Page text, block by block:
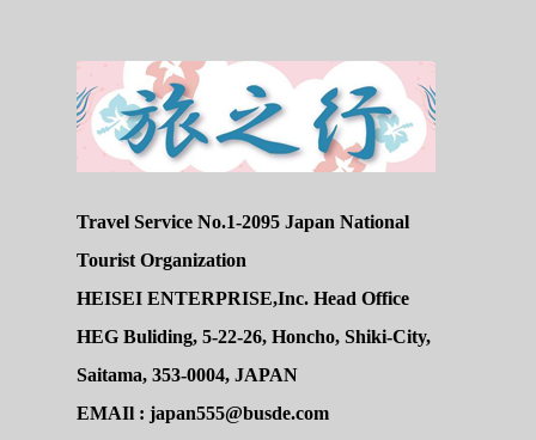
Travel Service No.1-2095 Japan National
Tourist Organization
HEISEI ENTERPRISE,Inc. Head Office
HEG Buliding, 5-22-26, Honcho, Shiki-City,
Saitama, 353-0004, JAPAN
EMAIl : japan555@busde.com